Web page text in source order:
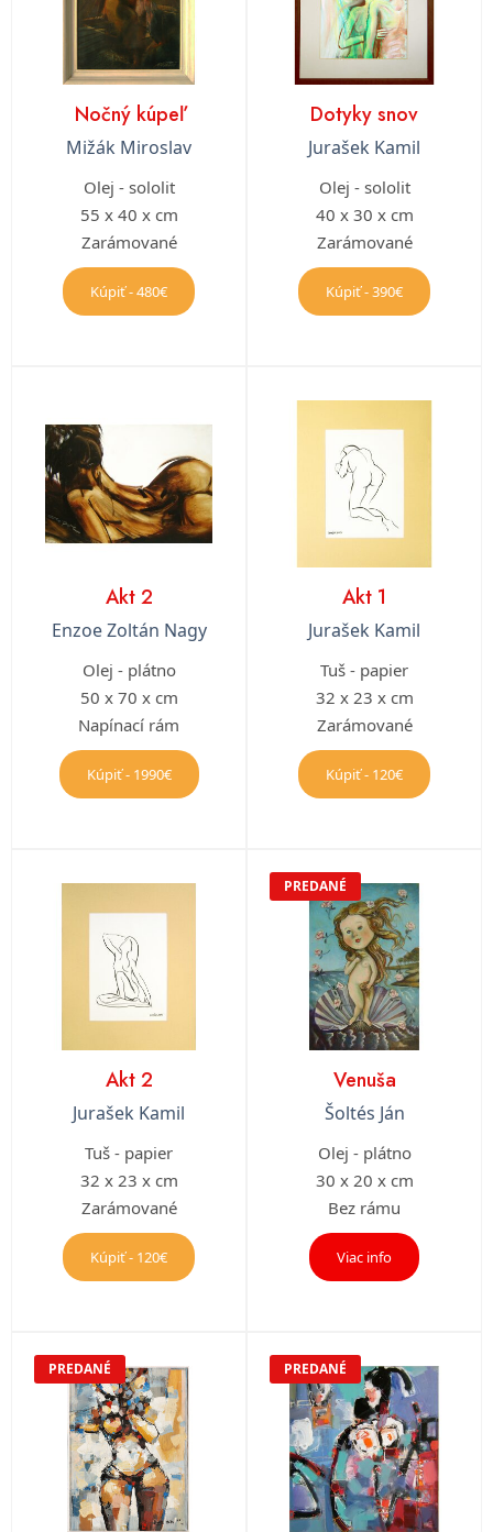
Nočný kúpeľ
Mižák Miroslav
Olej - sololit
55 x 40 x cm
Zarámované
Kúpiť - 480€
Dotyky snov
Jurašek Kamil
Olej - sololit
40 x 30 x cm
Zarámované
Kúpiť - 390€
Akt 2
Enzoe Zoltán Nagy
Olej - plátno
50 x 70 x cm
Napínací rám
Kúpiť - 1990€
Akt 1
Jurašek Kamil
Tuš - papier
32 x 23 x cm
Zarámované
Kúpiť - 120€
Akt 2
Jurašek Kamil
Tuš - papier
32 x 23 x cm
Zarámované
Kúpiť - 120€
PREDANÉ
Venuša
Šoltés Ján
Olej - plátno
30 x 20 x cm
Bez rámu
Viac info
PREDANÉ PREDANÉ